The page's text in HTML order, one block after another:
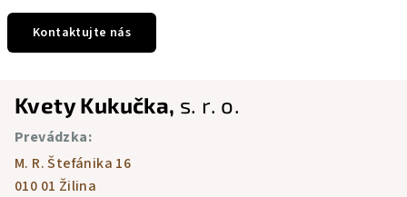
Kontaktujte nás
Kvety Kukučka, s. r. o.
Prevádzka:
M. R. Štefánika 16
010 01 Žilina